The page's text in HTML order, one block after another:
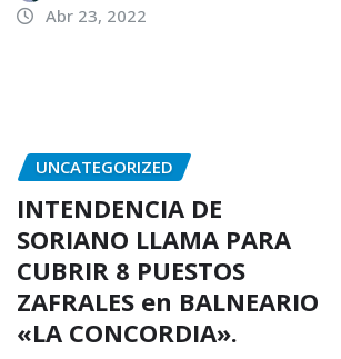
Abr 23, 2022
UNCATEGORIZED
INTENDENCIA DE
SORIANO LLAMA PARA
CUBRIR 8 PUESTOS
ZAFRALES en BALNEARIO
«LA CONCORDIA».